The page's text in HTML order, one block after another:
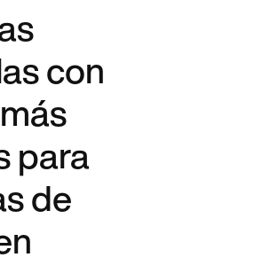
con
para
de